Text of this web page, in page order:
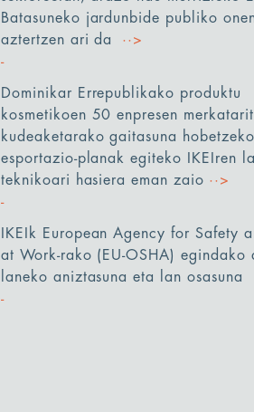
Batasuneko jardunbide publiko
aztertzen ari da
··>
Dominikar Errepublikako produktu
kosmetikoen 50 enpresen
kudeaketarako gaitasuna
esportazio-planak egiteko IKEIren
teknikoari hasiera eman zaio ··>
IKEIk European Agency for Safety
at Work-rako (EU-OSHA) egindako
laneko aniztasuna eta lan osasuna